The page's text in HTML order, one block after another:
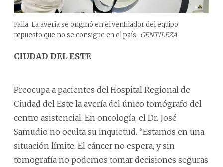
Falla. La avería se originó en el ventilador del equipo,
repuesto que no se consigue en el país. GENTILEZA
CIUDAD DEL ESTE
Preocupa a pacientes del Hospital Regional de
Ciudad del Este la avería del único tomógrafo del
centro asistencial. En oncología, el Dr. José
Samudio no oculta su inquietud. “Estamos en una
situación límite. El cáncer no espera, y sin
tomografía no podemos tomar decisiones seguras